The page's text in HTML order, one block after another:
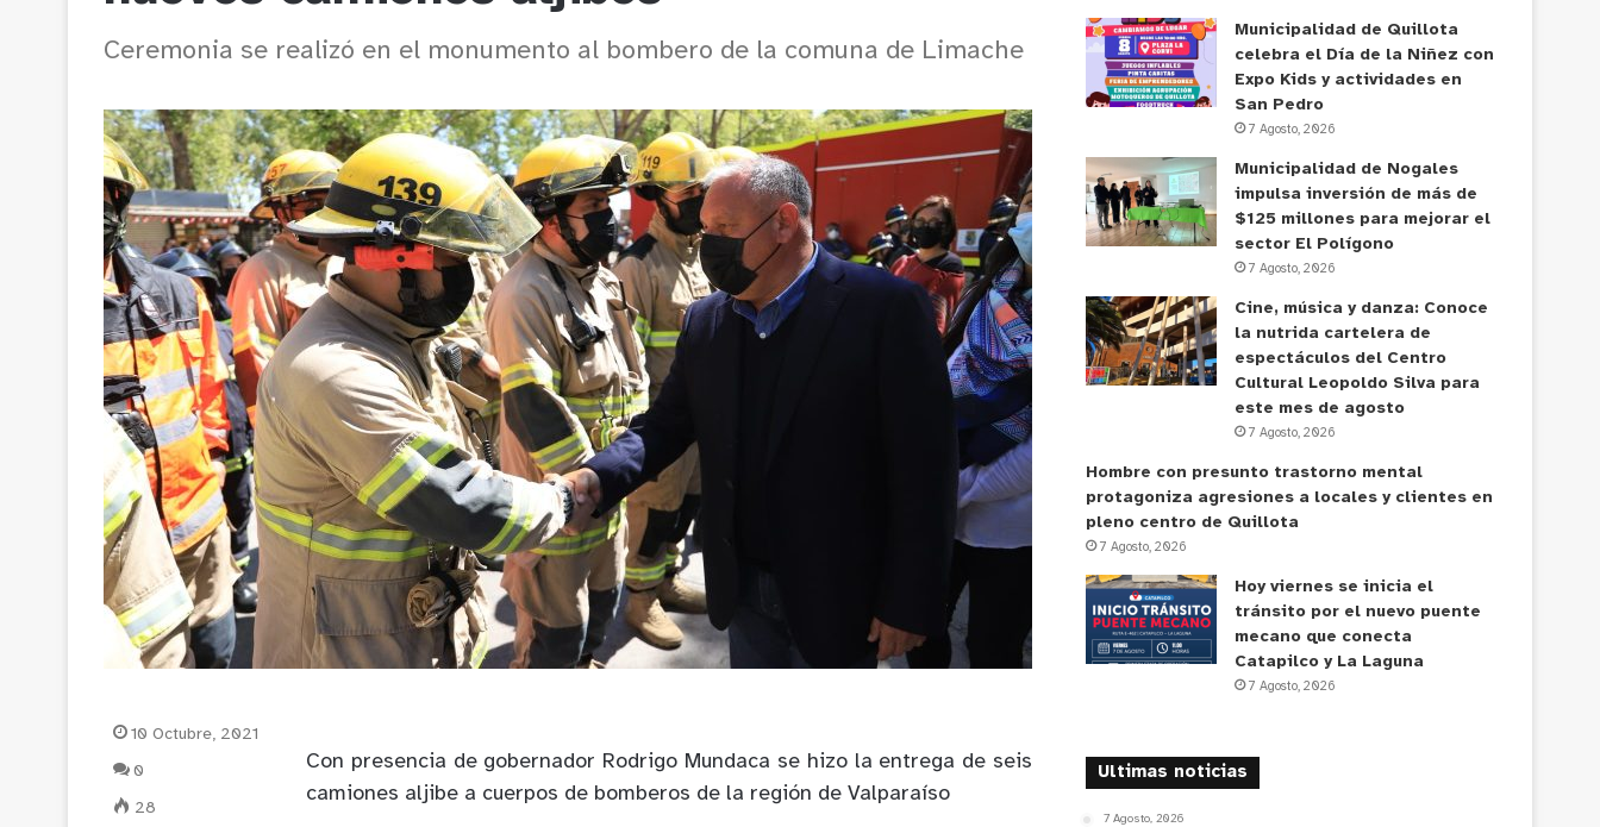
Ceremonia se realizó en el monumento al bombero de la comuna de Limache
Con presencia de gobernador Rodrigo Mundaca se hizo la entrega de seis
camiones aljibe a cuerpos de bomberos de la región de Valparaíso
10 Octubre, 2021
0
28
Municipalidad de Quillota
celebra el Día de la Niñez con
Expo Kids y actividades en
San Pedro
7 Agosto, 2026
Municipalidad de Nogales
impulsa inversión de más de
$125 millones para mejorar el
sector El Polígono
7 Agosto, 2026
Cine, música y danza: Conoce
la nutrida cartelera de
espectáculos del Centro
Cultural Leopoldo Silva para
este mes de agosto
7 Agosto, 2026
Hombre con presunto trastorno mental
protagoniza agresiones a locales y clientes en
pleno centro de Quillota
7 Agosto, 2026
Hoy viernes se inicia el
tránsito por el nuevo puente
mecano que conecta
Catapilco y La Laguna
7 Agosto, 2026
Ultimas noticias
7 Agosto, 2026